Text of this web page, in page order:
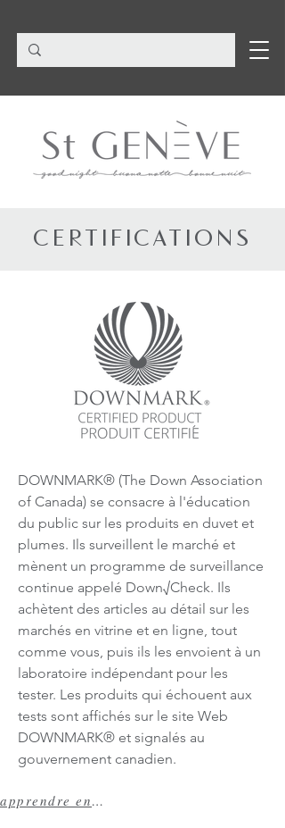
CERTIFICATIONS
DOWNMARK® (The Down Association
of Canada) se consacre à l'éducation
du public sur les produits en duvet et
plumes. Ils surveillent le marché et
mènent un programme de surveillance
continue appelé Down√Check. Ils
achètent des articles au détail sur les
marchés en vitrine et en ligne, tout
comme vous, puis ils les envoient à un
laboratoire indépendant pour les
tester. Les produits qui échouent aux
tests sont affichés sur le site Web
DOWNMARK® et signalés au
gouvernement canadien.
apprendre encore plus